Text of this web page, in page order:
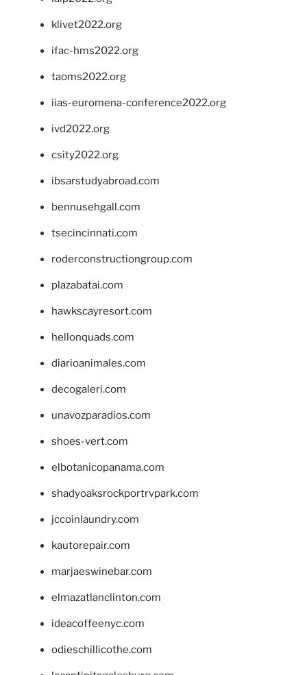
klivet2022.org
ifac-hms2022.org
taoms2022.org
iias-euromena-conference2022.org
ivd2022.org
csity2022.org
ibsarstudyabroad.com
bennusehgall.com
tsecincinnati.com
roderconstructiongroup.com
plazabatai.com
hawkscayresort.com
hellonquads.com
diarioanimales.com
decogaleri.com
unavozparadios.com
shoes-vert.com
elbotanicopanama.com
shadyoaksrockportrvpark.com
jccoinlaundry.com
kautorepair.com
marjaeswinebar.com
elmazatlanclinton.com
ideacoffeenyc.com
odieschillicothe.com